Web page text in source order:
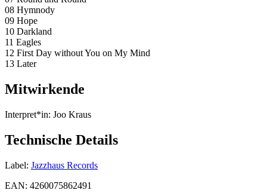
08 Hymnody
09 Hope
10 Darkland
11 Eagles
12 First Day without You on My Mind
13 Later
Mitwirkende
Interpret*in: Joo Kraus
Technische Details
Label: Jazzhaus Records
EAN: 4260075862491